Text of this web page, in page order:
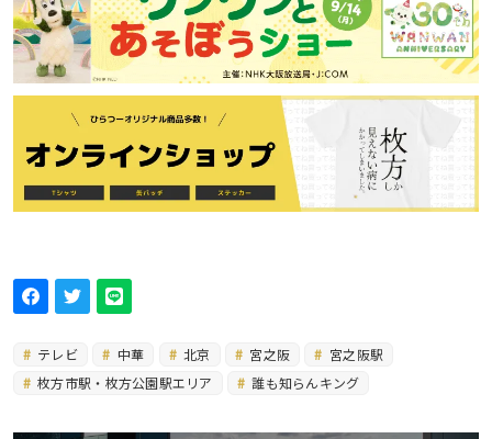
テレビ 中華 北京 宮之阪
宮之阪駅
枚方市駅・枚方公園駅エリア
誰も知らんキング